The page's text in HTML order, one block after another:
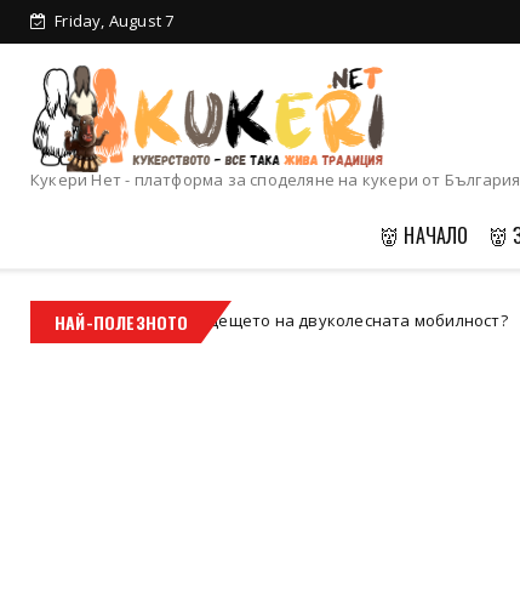
Friday, August 7
Кукери Нет - платформа за споделяне на кукери от България
Кукерски календар
2025
👹 НАЧАЛО 👹
НАЙ-ПОЛЕЗНОТО
на двуколесната мобилност? Uncategorized